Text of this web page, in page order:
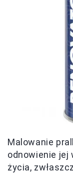
Malowanie
odnowienie jej
życia,